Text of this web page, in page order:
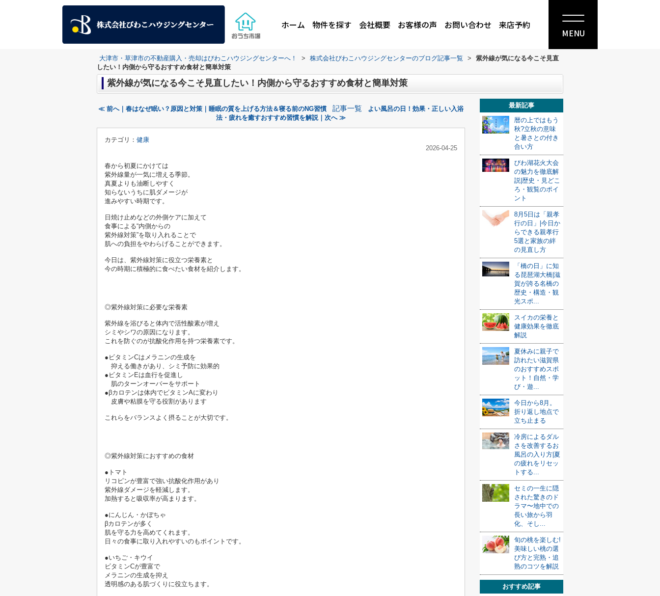
ホーム 物件を探す 会社概要 お客様の声 お問い合わせ 来店予約
MENU
大津市・草津市の不動産購入・売却はびわこハウジングセンターへ！ > 株式会社びわこハウジングセンターのブログ記事一覧 >
紫外線が気になる今こそ見直
したい！内側から守るおすすめ食材と簡単対策
紫外線が気になる今こそ見直したい！内側から守るおすすめ食材と簡単対策
≪ 前へ｜春はなぜ眠い？原因と対策｜睡眠の質を上げる方法＆寝る前のNG習慣 記事一覧
よい風呂の日！効果・正しい入浴
法・疲れを癒すおすすめ習慣を解説｜次へ ≫
カテゴリ： 健康
2026-04-25
春から初夏にかけては
紫外線量が一気に増える季節。
真夏よりも油断しやすく
知らないうちに肌ダメージが
日焼け止めなどの外側ケアに加えて
食事による“内側からの
紫外線対策”を取り入れることで
肌への負担をやわらげることができます。
今日は、紫外線対策に役立つ栄養素と
今の時期に積極的に食べたい食材を紹介します。
◎紫外線対策に必要な栄養素
紫外線を浴びると体内で活性酸素が増え
シミやシワの原因になります。
これを防ぐのが抗酸化作用を持つ栄養素です。
●ビタミンCはメラニンの生成を
抑える働きがあり、シミ予防に効果的
●ビタミンEは血行を促進し
肌のターンオーバーをサポート
●βカロテンは体内でビタミンAに変わり
皮膚や粘膜を守る役割があります
これらをバランスよく摂ることが大切です。
◎紫外線対策におすすめの食材
●トマト
リコピンが豊富で強い抗酸化作用があり
紫外線ダメージを軽減します。
加熱すると吸収率が高まります。
●にんじん・かぼちゃ
βカロテンが多く
肌を守る力を高めてくれます。
日々の食事に取り入れやすいのもポイントです。
●いちご・キウイ
ビタミンCが豊富で
メラニンの生成を抑え
透明感のある肌づくりに役立ちます。
最新記事
暦の上ではもう
秋?立秋の意味
と暑さとの付き
合い方
びわ湖花火大会
の魅力を徹底解
説|歴史・見どこ
ろ・観覧のポイ
ント
8月5日は「親孝
行の日」|今日か
らできる親孝行
5選と家族の絆
の見直し方
「橋の日」に知
る琵琶湖大橋|滋
賀が誇る名橋の
歴史・構造・観
光スポ...
スイカの栄養と
健康効果を徹底
解説
夏休みに親子で
訪れたい滋賀県
のおすすめスポ
ット！自然・学
び・遊...
今日から8月。
折り返し地点で
立ち止まる
冷房によるダル
さを改善するお
風呂の入り方|夏
の疲れをリセッ
トする...
セミの一生に隠
された驚きのド
ラマ〜地中での
長い旅から羽
化、そし...
旬の桃を楽しむ!
美味しい桃の選
び方と完熟・追
熟のコツを解説
おすすめ記事